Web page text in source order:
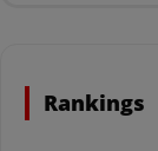
Rankings